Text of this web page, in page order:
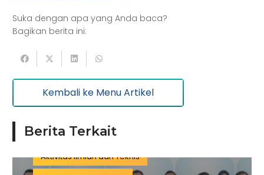
Suka dengan apa yang Anda baca?
Bagikan berita ini:
Kembali ke Menu Artikel
Berita Terkait
Pemerintahan
Informasi dan Komunikasi
Pariwisata
Listrik dan Gas
Manufaktur
Sertifikasi
Aktivitas Ilmiah dan Teknis